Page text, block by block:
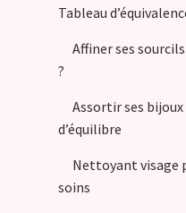
Tableau
Affiner ses
?
Assortir ses bijoux
d’équilibre
Nettoyant visage
soins